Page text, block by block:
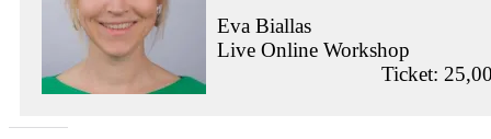
Eva Biallas
Live Online Workshop
Ticket: